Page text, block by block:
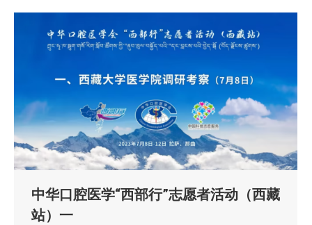
中华口腔医学“西部行”志愿者活动（西藏
站）一